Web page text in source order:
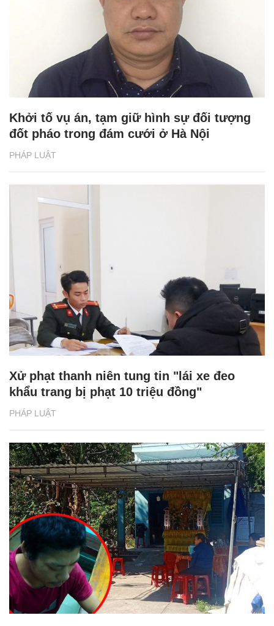
PHÁP LUẬT
Khởi tố vụ án, tạm giữ hình sự đối tượng
đốt pháo trong đám cưới ở Hà Nội
PHÁP LUẬT
Xử phạt thanh niên tung tin "lái xe đeo
khẩu trang bị phạt 10 triệu đồng"